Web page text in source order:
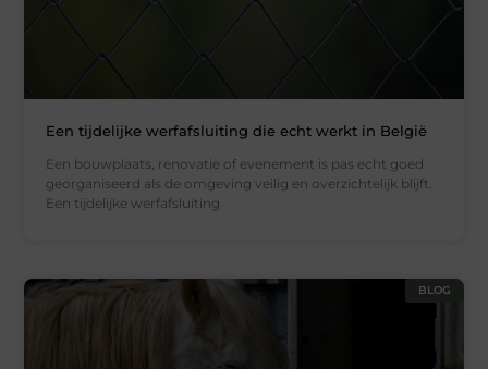
Een tijdelijke werfafsluiting die echt werkt in België
Een bouwplaats, renovatie of evenement is pas echt goed
georganiseerd als de omgeving veilig en overzichtelijk blijft.
Een tijdelijke werfafsluiting
BLOG